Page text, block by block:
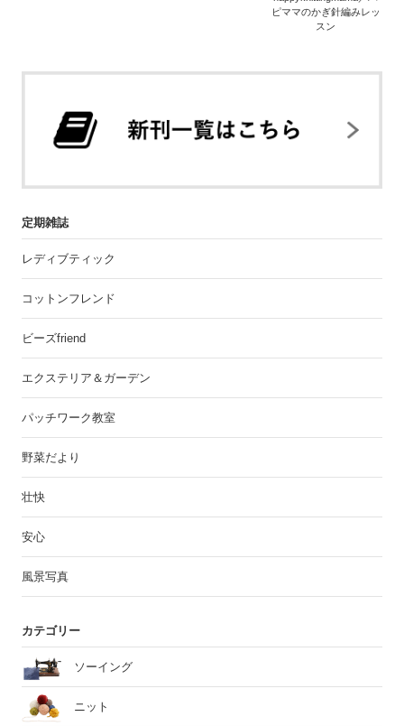
ピママのかぎ針編みレッ
スン
定期雑誌
レディブティック
コットンフレンド
ビーズfriend
エクステリア＆ガーデン
パッチワーク教室
野菜だより
壮快
安心
風景写真
カテゴリー
ソーイング
ニット